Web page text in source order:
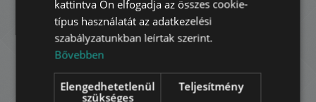
vissza Budára.
Havi bérleti díj:
1.098.000 HUF
3.000 EUR
ARABIC
kattintva Ön elfogadja az összes cookie-
típus használatát az adatkezelési
szabályzatunkban leírtak szerint.
Bővebben
Elengedhetetlenül
szükséges
Teljesítmény